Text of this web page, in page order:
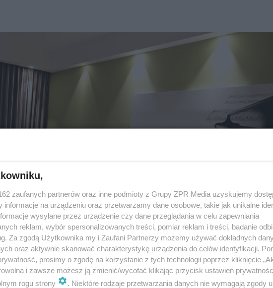
zaufanych partnerów oraz inne podmioty z Grupy ZPR Media uzyskujemy
informacje na urządzeniu oraz przetwarzamy dane osobowe, takie jak unikalne
wysyłane przez urządzenie czy dane przeglądania w celu zapewniania
reklam, wybór spersonalizowanych treści, pomiar reklam i treści, badanie
Za zgodą Użytkownika my i Zaufani Partnerzy możemy używać dokładnych
oraz aktywnie skanować charakterystykę urządzenia do celów identyfikacji.
prosimy o zgodę na korzystanie z tych technologii poprzez kliknięcie
i zawsze możesz ją zmienić/wycofać klikając przycisk ustawień
rogu strony
. Niektóre rodzaje przetwarzania danych nie wymagają zgody